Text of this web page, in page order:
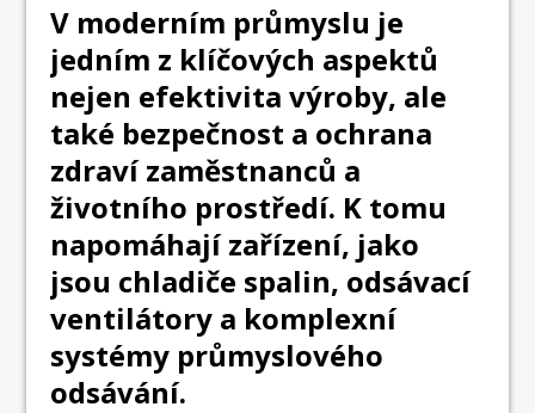
V moderním průmyslu je
jedním z klíčových aspektů
nejen efektivita výroby, ale
také bezpečnost a ochrana
zdraví zaměstnanců a
životního prostředí. K tomu
napomáhají zařízení, jako
jsou chladiče spalin, odsávací
ventilátory a komplexní
systémy průmyslového
odsávání.